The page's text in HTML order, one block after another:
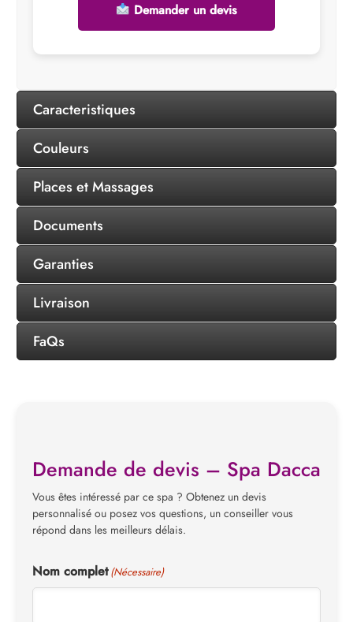
Demander un devis
Caracteristiques
Couleurs
Places et Massages
Documents
Garanties
Livraison
FaQs
Demande de devis – Spa Dacca
Vous êtes intéressé par ce spa ? Obtenez un devis
personnalisé ou posez vos questions, un conseiller vous
répond dans les meilleurs délais.
Nom complet (Nécessaire)